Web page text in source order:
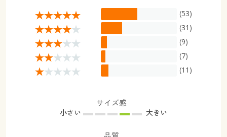
(53)
(31)
(9)
(7)
(11)
サイズ感
小さい 大きい